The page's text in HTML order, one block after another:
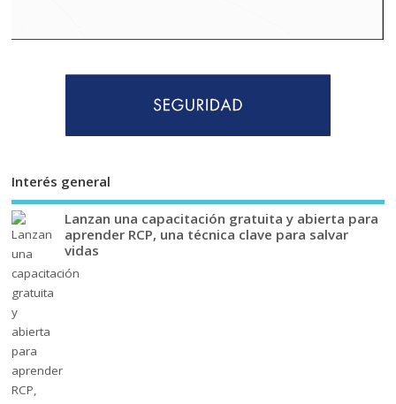
Interés general
Lanzan una capacitación gratuita y abierta para
aprender RCP, una técnica clave para salvar
vidas